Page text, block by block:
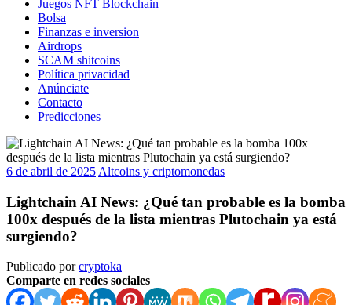
Juegos NFT Blockchain
Bolsa
Finanzas e inversion
Airdrops
SCAM shitcoins
Política privacidad
Anúnciate
Contacto
Predicciones
6 de abril de 2025 Altcoins y criptomonedas
Lightchain AI News: ¿Qué tan probable es la bomba
100x después de la lista mientras Plutochain ya está
surgiendo?
Publicado porcryptoka
Comparte en redes sociales